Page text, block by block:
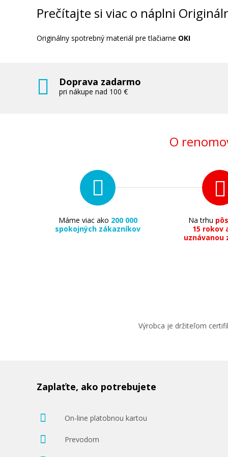
161,90 €
Prečítajte si viac o náplni
Originálny spotrebný materiál pre tlačiarne OKI
Doprava zadarmo
pri nákupe nad 100 €
O
Máme viac ako 200 000
spokojných zákazníkov
Na trhu
15 rokov
uznávanou
Výrobca je držiteľom
Zaplaťte, ako potrebujete
On-line platobnou kartou
Prevodom